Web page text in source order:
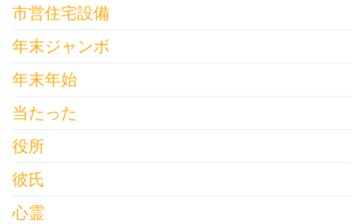
市営住宅設備
年末ジャンボ
年末年始
当たった
役所
彼氏
心霊